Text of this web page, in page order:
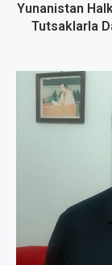
Yunanistan
Tutsaklarla